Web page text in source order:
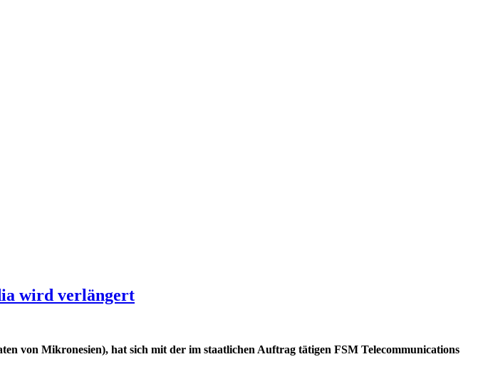
wird verlängert
von Mikronesien), hat sich mit der im staatlichen Auftrag tätigen FSM Telecommunications